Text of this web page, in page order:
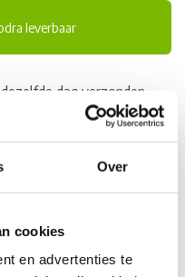
Over
cookies
en advertenties te
leverbaar
dag verzonden
naar NL/BE/DE)
NL en BE
in de winkel: